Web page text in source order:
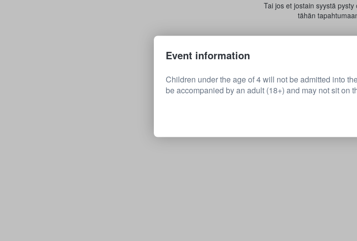
Tai jos et jostain syystä pysty
tähän
Event information
Children under the age of 4 will not be admitted into
be accompanied by an adult (18+) and may not sit on